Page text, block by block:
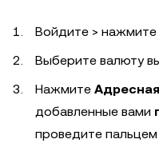
Войдите > нажмите
Выберите валюту
Нажмите
добавленные вами
проведите